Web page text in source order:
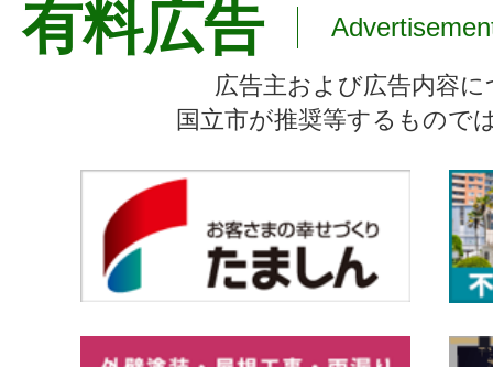
有料広告
広告主および広告内容
国立市が推奨等するもので